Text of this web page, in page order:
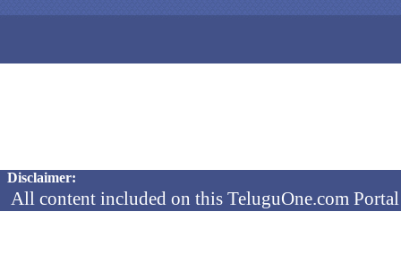
Disclaimer:
All content included on this TeluguOne.com